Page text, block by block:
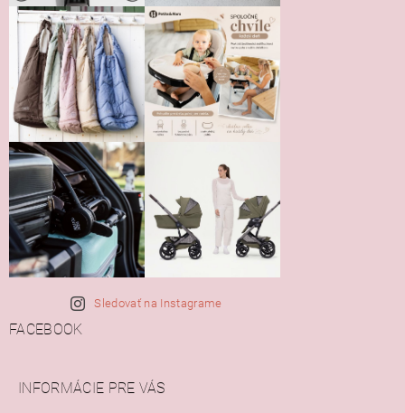
Sledovať na Instagrame
FACEBOOK
INFORMÁCIE PRE VÁS